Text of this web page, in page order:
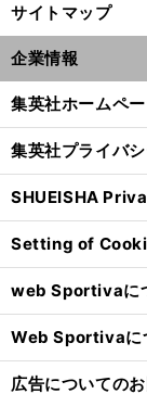
サイトマップ
企業情報
集英社ホームペ
集英社プライバ
SHUEISHA
Setting of
web Sportivaに
Web Sportivaに
広告についての